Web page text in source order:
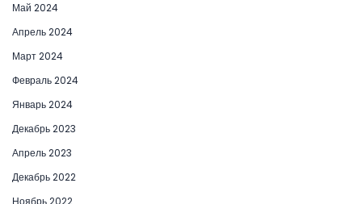
Май 2024
Апрель 2024
Март 2024
Февраль 2024
Январь 2024
Декабрь 2023
Апрель 2023
Декабрь 2022
Ноябрь 2022